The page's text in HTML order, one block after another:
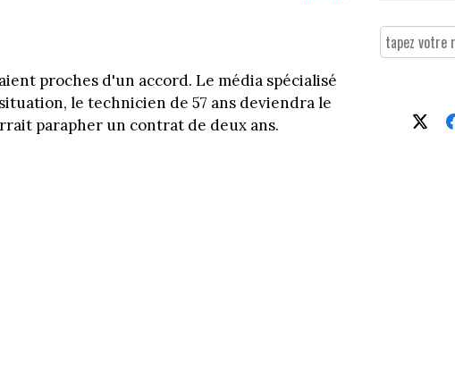
proches d'un accord. Le média spécialisé
le technicien de 57 ans deviendra le
parapher un contrat de deux ans.